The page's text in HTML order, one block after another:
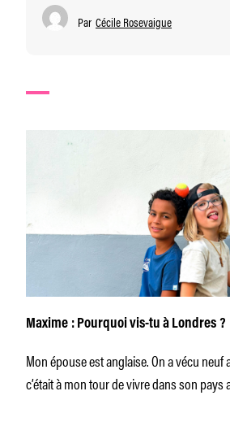
Par Cécile Rosevaigue
Maxime : Pourquoi vis-tu à Londres ?
Mon épouse est anglaise. On a vécu neuf
c’était à mon tour de vivre dans son pays